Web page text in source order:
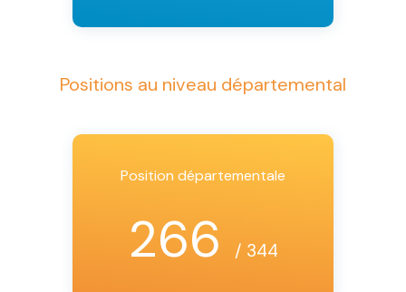
Positions au niveau départemental
Position départementale
266 / 344